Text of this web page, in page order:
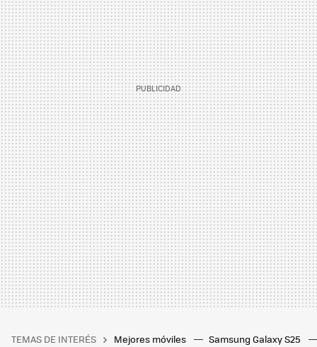
TEMAS DE INTERÉS Mejores móviles Samsung Galaxy S25